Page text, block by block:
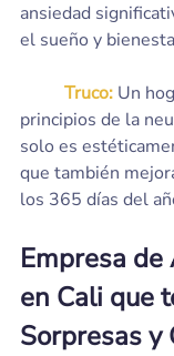
ansiedad
el sueño y
	Truco:
Un
principios de la
solo es
que también
los 365 días del
Empresa
en Cali que
Sorpresas y